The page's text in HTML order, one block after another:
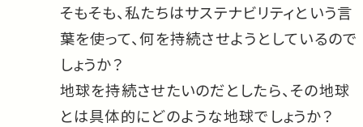
そもそも、私たちはサステナビリティという言
葉を使って、何を持続させようとしているので
しょうか？
地球を持続させたいのだとしたら、その地球
とは具体的にどのような地球でしょうか？